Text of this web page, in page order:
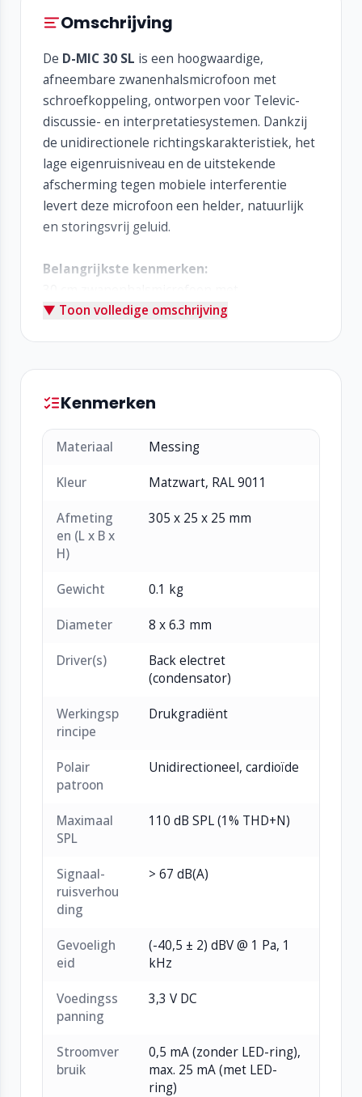
Omschrijving
De D-MIC 30 SL is een hoogwaardige,
afneembare zwanenhalsmicrofoon met
schroefkoppeling, ontworpen voor Televic-
discussie- en interpretatiesystemen. Dankzij
de unidirectionele richtingskarakteristiek, het
lage eigenruisniveau en de uitstekende
afscherming tegen mobiele interferentie
levert deze microfoon een helder, natuurlijk
en storingsvrij geluid.
Belangrijkste kenmerken:
schroefkoppeling
Zeer lage gevoeligheid voor storingen door
mobiele telefoons
groen (spreekverzoek)
Flexibele plaatsing met ruime
bewegingsvrijheid
comfortabele meetings
Compatibel met Televic discussiestations (D-
Cerno & Confidea-series, NIET voor Confidea
"Mike" modellen)
▼ Toon volledige omschrijving
Kenmerken
Materiaal Messing
Kleur Matzwart, RAL 9011
Afmeting
en (L x B x
H)
305 x 25 x 25 mm
Gewicht 0.1 kg
Diameter 8 x 6.3 mm
Driver(s)
Back electret
(condensator)
Werkingsp
rincipe
Drukgradiënt
Polair
patroon
Unidirectioneel, cardioïde
Maximaal
SPL
110 dB SPL (1% THD+N)
Signaal-
ruisverhou
ding
> 67 dB(A)
Gevoeligh
eid
(-40,5 ± 2) dBV @ 1 Pa, 1
kHz
Voedingss
panning
3,3 V DC
Stroomver
bruik
0,5 mA (zonder LED-ring),
max. 25 mA (met LED-
ring)